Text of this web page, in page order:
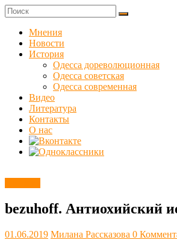
Skip
to
content
Куликовец
Сайт
одесского
сопротивления
Мнения
Новости
История
Одесса дореволюционная
Одесса советская
Одесса современная
Видео
Литература
Контакты
О нас
bezuhoff. Антиохийский
01.06.2019 Милана Рассказова 0